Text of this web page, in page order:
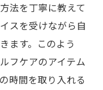
法を丁寧に教えて
スを受けながら自
ます。このよう
フケアのアイテム
時間を取り入れる